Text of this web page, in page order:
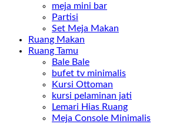
meja mini bar
Partisi
Set Meja Makan
Ruang Makan
Ruang Tamu
Bale Bale
bufet tv minimalis
Kursi Ottoman
kursi pelaminan jati
Lemari Hias Ruang
Meja Console Minimalis